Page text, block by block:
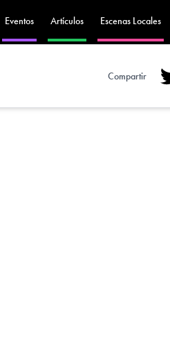
Eventos Artículos Escenas Locales
Compartir